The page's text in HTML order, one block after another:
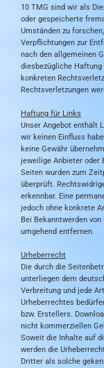
10 TMG sind wir als
oder gespeicherte
Umständen zu
Verpflichtungen zur
nach den allgemeinen
diesbezügliche
konkreten
Rechtsverletzungen
Haftung für Links
Unser Angebot enthält
wir keinen Einfluss
keine Gewähr
jeweilige Anbieter oder
Seiten wurden zum
überprüft.
erkennbar. Eine
jedoch ohne konkrete
Bei Bekanntwerden
umgehend entfernen.
Urheberrecht
Die durch die
unterliegen dem
Verbreitung und jede
Urheberrechtes
bzw. Erstellers.
nicht kommerziellen
Soweit die Inhalte auf
werden die
Dritter als solche